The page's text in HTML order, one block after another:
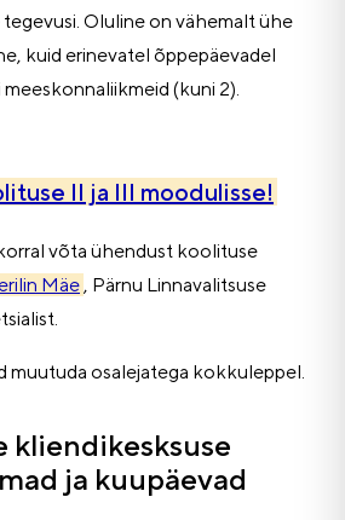
Oluline on vähemalt ühe
kuid erinevatel õppepäevadel
(kuni 2).
II ja III moodulisse!
võta ühendust koolituse
Mäe , Pärnu Linnavalitsuse
muutuda osalejatega kokkuleppel.
kliendikesksuse
ja kuupäevad